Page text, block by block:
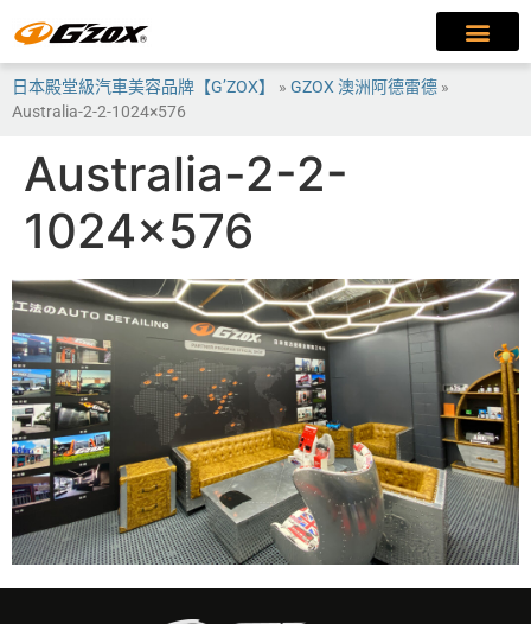
日本殿堂級汽車美容品牌【G’ZOX】 » GZOX 澳洲阿德雷德 »
Australia-2-2-1024×576
Australia-2-2-
1024×576